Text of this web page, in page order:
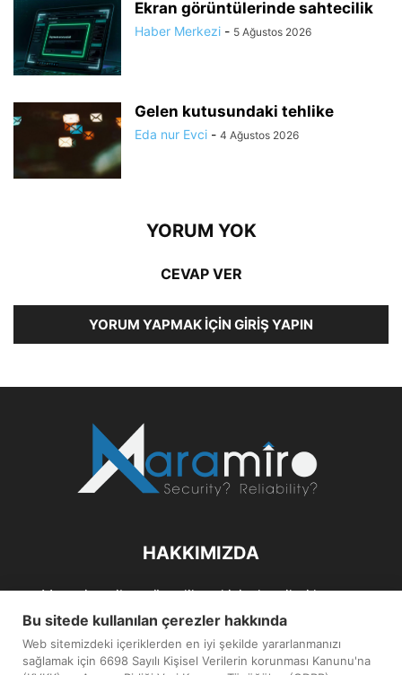
Ekran görüntülerinde sahtecilik
Haber Merkezi - 5 Ağustos 2026
Gelen kutusundaki tehlike
Eda nur Evci - 4 Ağustos 2026
YORUM YOK
CEVAP VER
YORUM YAPMAK İÇIN GIRIŞ YAPIN
HAKKIMIZDA
Maramiro; siber güvenlik ve kişisel verileri koruma
alanlarıın sağlıklı büyümelerine odaklanarak bu sektörlerle
ilgili güncel haber ve analizler hazırlayıp yayınlayan bir
haber sitesidir.
Bu sitede kullanılan çerezler hakkında
Web sitemizdeki içeriklerden en iyi şekilde yararlanmanızı
sağlamak için 6698 Sayılı Kişisel Verilerin korunması Kanunu'na